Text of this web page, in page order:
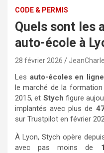
CODE & PERMIS
Quels sont les
auto-école à
28 février 2026
Les auto-écoles en ligne
le marché de la
2015, et Stych figure
implantés avec plus de
sur Trustpilot en février
À Lyon, Stych opère
avec pas moins de